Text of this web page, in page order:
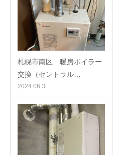
札幌市南区 暖房ボイラー
交換（セントラル…
2024.06.3